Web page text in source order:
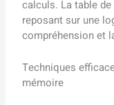
calculs. La table
reposant sur une
compréhension et
Techniques
mémoire